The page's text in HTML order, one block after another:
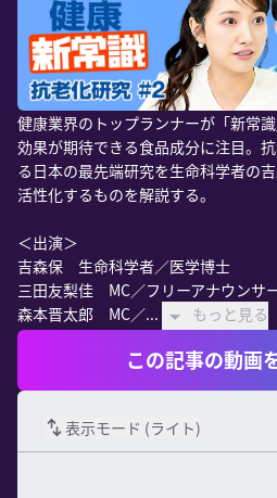
健康業界のトップランナーが「新常
効果が期待できる食品成分に注目。
る日本の最先端研究を生命科学者の
活性化するものを解説する。
＜出演＞
吉森保　生命科学者／医学博士
三田友梨佳　MC／フリーアナウンサ
森本晋太郎　MC／...
もっと見る
この記事の動画
表示モード (ライト)